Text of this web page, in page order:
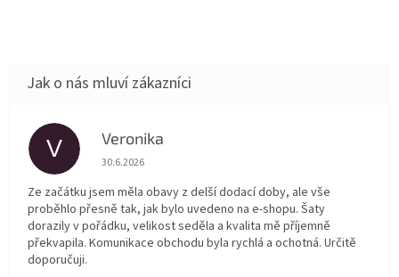
V Veronika
Hodnocení obchodu je 5 z 5 hvězdiček.
30.6.2026
Ze začátku jsem měla obavy z delší dodací doby, ale vše
proběhlo přesně tak, jak bylo uvedeno na e-shopu. Šaty
dorazily v pořádku, velikost seděla a kvalita mě příjemně
překvapila. Komunikace obchodu byla rychlá a ochotná. Určitě
doporučuji.